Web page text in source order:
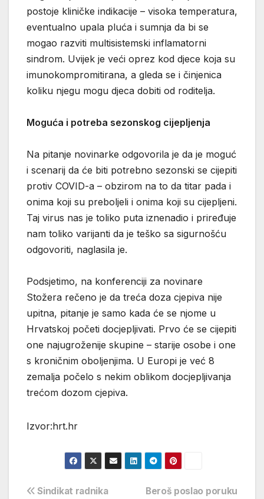
postoje kliničke indikacije – visoka temperatura,
eventualno upala pluća i sumnja da bi se
mogao razviti multisistemski inflamatorni
sindrom. Uvijek je veći oprez kod djece koja su
imunokompromitirana, a gleda se i činjenica
koliku njegu mogu djeca dobiti od roditelja.
Moguća i potreba sezonskog cijepljenja
Na pitanje novinarke odgovorila je da je moguć
i scenarij da će biti potrebno sezonski se cijepiti
protiv COVID-a – obzirom na to da titar pada i
onima koji su preboljeli i onima koji su cijepljeni.
Taj virus nas je toliko puta iznenadio i priređuje
nam toliko varijanti da je teško sa sigurnošću
odgovoriti, naglasila je.
Podsjetimo, na konferenciji za novinare
Stožera rečeno je da treća doza cjepiva nije
upitna, pitanje je samo kada će se njome u
Hrvatskoj početi docjepljivati. Prvo će se cijepiti
one najugroženije skupine – starije osobe i one
s kroničnim oboljenjima. U Europi je već 8
zemalja počelo s nekim oblikom docjepljivanja
trećom dozom cjepiva.
Izvor:hrt.hr
Beroš poslao poruku
Sindikat radnika